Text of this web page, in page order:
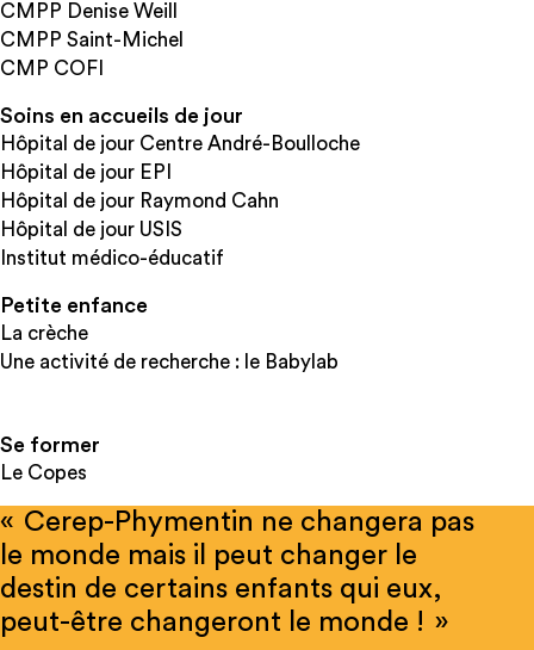
CMPP Denise Weill
CMPP Saint-Michel
CMP COFI
Soins en accueils de jour
Hôpital de jour Centre André-Boulloche
Hôpital de jour EPI
Hôpital de jour Raymond Cahn
Hôpital de jour USIS
Institut médico-éducatif
Petite enfance
La crèche
Une activité de recherche : le Babylab
Se former
Le Copes
« Cerep-Phymentin ne changera pas
le monde mais il peut changer le
destin de certains enfants qui eux,
peut-être changeront le monde ! »